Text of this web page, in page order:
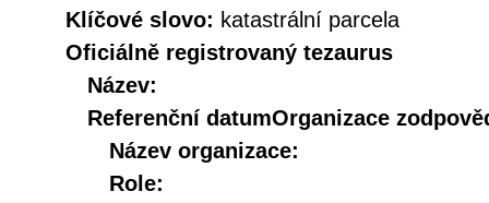
Klíčové slovo: katastrální parcela
Oficiálně registrovaný tezaurus
Název:
Referenční datumOrganizace
Název organizace:
Role: